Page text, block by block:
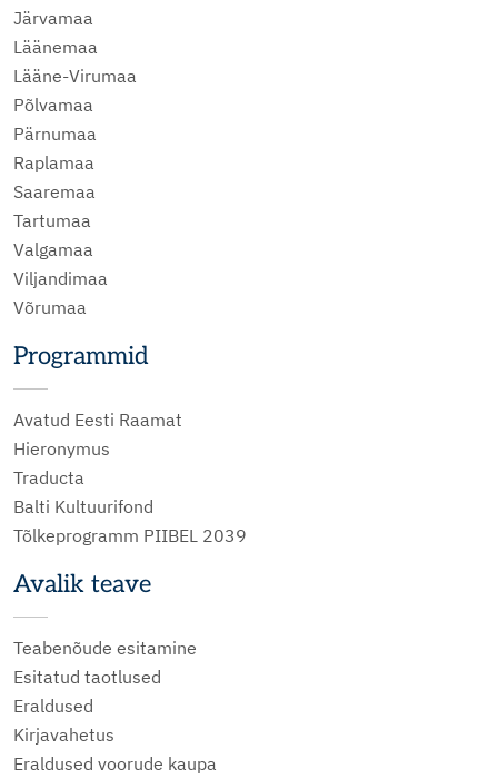
Järvamaa
Läänemaa
Lääne-Virumaa
Põlvamaa
Pärnumaa
Raplamaa
Saaremaa
Tartumaa
Valgamaa
Viljandimaa
Võrumaa
Programmid
Avatud Eesti Raamat
Hieronymus
Traducta
Balti Kultuurifond
Tõlkeprogramm PIIBEL 2039
Avalik teave
Teabenõude esitamine
Esitatud taotlused
Eraldused
Kirjavahetus
Eraldused voorude kaupa